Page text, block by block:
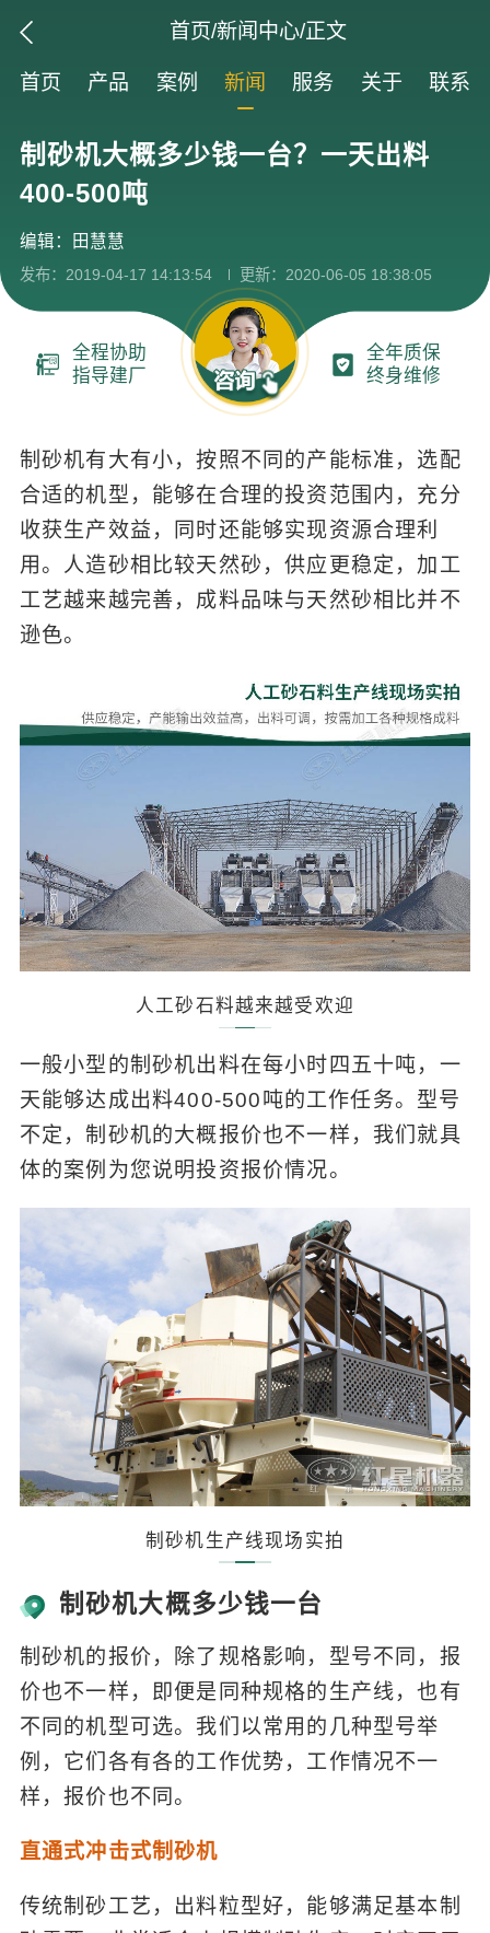
首页/新闻中心/正文
首页 产品 案例 新闻 服务 关于 联系
制砂机大概多少钱一台？一天出料
400-500吨
编辑：田慧慧
发布：2019-04-17 14:13:54 更新：2020-06-05 18:38:05
全程协助
指导建厂
全年质保
终身维修
制砂机有大有小，按照不同的产能标准，选配
合适的机型，能够在合理的投资范围内，充分
收获生产效益，同时还能够实现资源合理利
用。人造砂相比较天然砂，供应更稳定，加工
工艺越来越完善，成料品味与天然砂相比并不
逊色。
人工砂石料越来越受欢迎
一般小型的制砂机出料在每小时四五十吨，一
天能够达成出料400-500吨的工作任务。型号
不定，制砂机的大概报价也不一样，我们就具
体的案例为您说明投资报价情况。
制砂机生产线现场实拍
制砂机大概多少钱一台
制砂机的报价，除了规格影响，型号不同，报
价也不一样，即便是同种规格的生产线，也有
不同的机型可选。我们以常用的几种型号举
例，它们各有各的工作优势，工作情况不一
样，报价也不同。
直通式冲击式制砂机
传统制砂工艺，出料粒型好，能够满足基本制